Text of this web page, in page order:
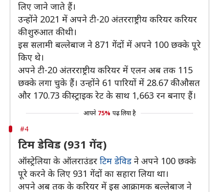
लिए जाने जाते हैं।
उन्होंने 2021 में अपने टी-20 अंतरराष्ट्रीय करियर करियर
की शुरुआत की थी।
इस सलामी बल्लेबाज ने 871 गेंदों में अपने 100 छक्के पूरे
किए थे।
अपने टी-20 अंतरराष्ट्रीय करियर में एलन अब तक 115
छक्के लगा चुके हैं। उन्होंने 61 पारियों में 28.67 की औसत
और 170.73 की स्ट्राइक रेट के साथ 1,663 रन बनाए हैं।
आपने 75% पढ़ लिया है
#4
टिम डेविड (931 गेंद)
ऑस्ट्रेलिया के ऑलराउंडर टिम डेविड ने अपने 100 छक्के
पूरे करने के लिए 931 गेंदों का सहारा लिया था।
अपने अब तक के करियर में इस आक्रामक बल्लेबाज ने